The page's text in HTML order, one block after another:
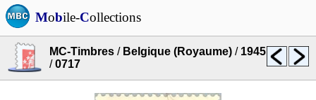
Mobile-Collections
MC-Timbres / Belgique (Royaume) / 1945
/0717